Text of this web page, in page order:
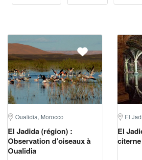
Oualidia, Morocco
El Jadida (région) :
Observation d’oiseaux à
Oualidia
El
El